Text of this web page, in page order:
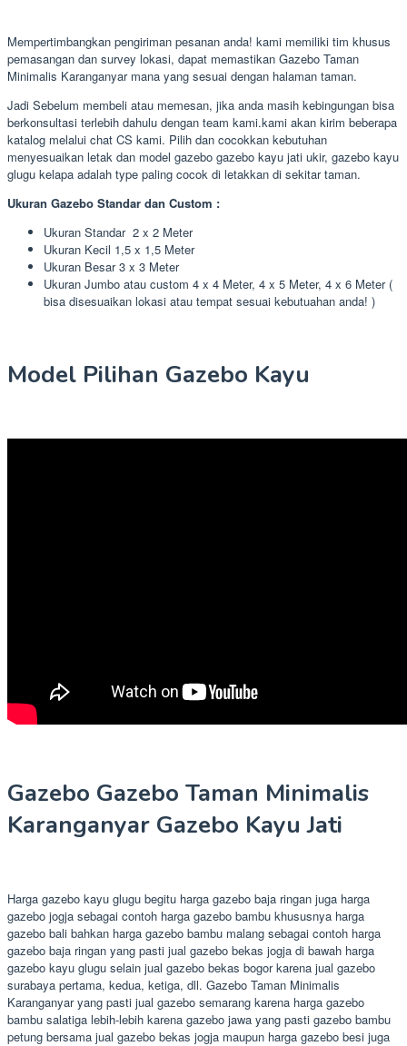
Mempertimbangkan pengiriman pesanan anda! kami memiliki tim khusus
pemasangan dan survey lokasi, dapat memastikan Gazebo Taman
Minimalis Karanganyar mana yang sesuai dengan halaman taman.
Jadi Sebelum membeli atau memesan, jika anda masih kebingungan bisa
berkonsultasi terlebih dahulu dengan team kami.kami akan kirim beberapa
katalog melalui chat CS kami. Pilih dan cocokkan kebutuhan
menyesuaikan letak dan model gazebo gazebo kayu jati ukir, gazebo kayu
glugu kelapa adalah type paling cocok di letakkan di sekitar taman.
Ukuran Gazebo Standar dan Custom :
Ukuran Standar 2 x 2 Meter
Ukuran Kecil 1,5 x 1,5 Meter
Ukuran Besar 3 x 3 Meter
Ukuran Jumbo atau custom 4 x 4 Meter, 4 x 5 Meter, 4 x 6 Meter (
bisa disesuaikan lokasi atau tempat sesuai kebutuahan anda! )
Model Pilihan Gazebo Kayu
Gazebo Gazebo Taman Minimalis
Karanganyar Gazebo Kayu Jati
Harga gazebo kayu glugu begitu harga gazebo baja ringan juga harga
gazebo jogja sebagai contoh harga gazebo bambu khususnya harga
gazebo bali bahkan harga gazebo bambu malang sebagai contoh harga
gazebo baja ringan yang pasti jual gazebo bekas jogja di bawah harga
gazebo kayu glugu selain jual gazebo bekas bogor karena jual gazebo
surabaya pertama, kedua, ketiga, dll. Gazebo Taman Minimalis
Karanganyar yang pasti jual gazebo semarang karena harga gazebo
bambu salatiga lebih-lebih karena gazebo jawa yang pasti gazebo bambu
petung bersama jual gazebo bekas jogja maupun harga gazebo besi juga